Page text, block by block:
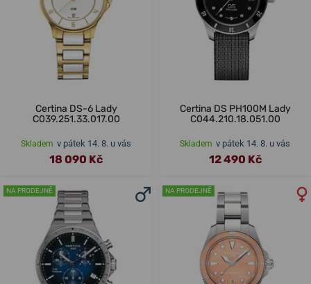
Certina DS-6 Lady
C039.251.33.017.00
Skladem v pátek 14. 8. u vás
18 090 Kč
Certina DS PH100M Lady
C044.210.18.051.00
Skladem v pátek 14. 8. u vás
12 490 Kč
NA PRODEJNĚ NA PRODEJNĚ